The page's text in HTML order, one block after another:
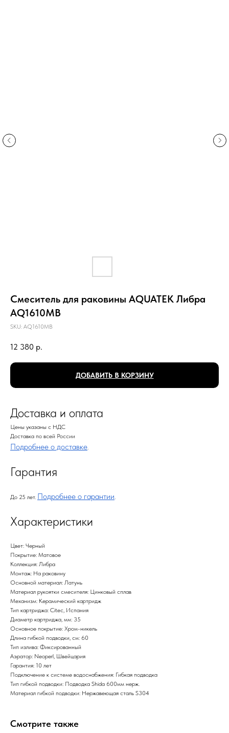
Смеситель для раковины AQUATEK Либра
AQ1610MB
SKU: AQ1610MB
12 380 р.
ДОБАВИТЬ В КОРЗИНУ
Доставка и оплата
Цены указаны с НДС
Доставка по всей России
Подробнее о доставке.
Гарантия
До 25 лет. Подробнее о гарантии.
Характеристики
Цвет: Черный
Покрытие: Матовое
Коллекция: Либра
Монтаж: На раковину
Основной материал: Латунь
Материал рукоятки смесителя: Цинковый сплав
Механизм: Керамический картридж
Тип картриджа: Citec, Испания
Диаметр картриджа, мм: 35
Основное покрытие: Хром-никель
Длина гибкой подводки, см: 60
Тип излива: Фиксированный
Аэратор: Neoperl, Швейцария
Гарантия: 10 лет
Подключение к системе водоснабжения: Гибкая подводка
Тип гибкой подводки: Подводка Shida 600мм нерж.
Материал гибкой подводки: Нержавеющая сталь S304
Смотрите также